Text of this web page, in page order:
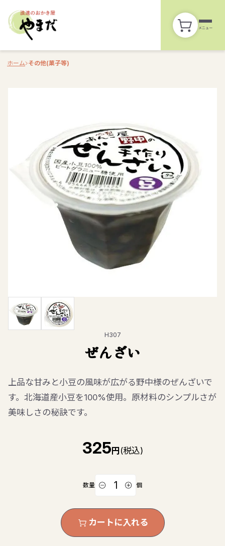
メニュー
ホーム その他(菓子等)
H307
ぜんざい
上品な甘みと小豆の風味が広がる野中様のぜんざいで
す。北海道産小豆を100%使用。原材料のシンプルさが
美味しさの秘訣です。
325 円 (税込)
数量 個
カートに入れる